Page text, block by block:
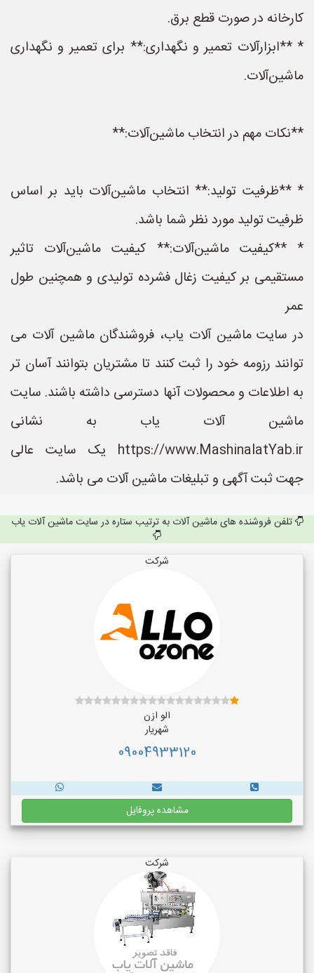
کارخانه در صورت قطع برق.
* **ابزارآلات تعمیر و نگهداری:** برای تعمیر و نگهداری
ماشین‌آلات.
**نکات مهم در انتخاب ماشین‌آلات:**
* **ظرفیت تولید:** انتخاب ماشین‌آلات باید بر اساس
ظرفیت تولید مورد نظر شما باشد.
* **کیفیت ماشین‌آلات:** کیفیت ماشین‌آلات تاثیر
مستقیمی بر کیفیت زغال فشرده تولیدی و همچنین طول
عمر
در سایت ماشین آلات یاب، فروشندگان ماشین آلات می
توانند رزومه خود را ثبت کنند تا مشتریان بتوانند آسان تر
به اطلاعات و محصولات آنها دسترسی داشته باشند. سایت
ماشین آلات یاب به نشانی
https://www.MashinalatYab.ir یک سایت عالی
جهت ثبت آگهی و تبلیغات ماشین آلات می باشد.
تلفن فروشنده های ماشین آلات به ترتیب ستاره در سایت ماشین آلات یاب
شرکت
الو ازن
شهریار
09004933120
مشاهده پروفایل
شرکت